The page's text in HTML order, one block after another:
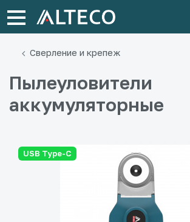
Сверление и крепеж
Пылеуловители
аккумуляторные
USB Type-C